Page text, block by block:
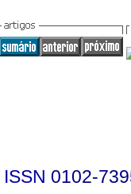
ISSN 0102-